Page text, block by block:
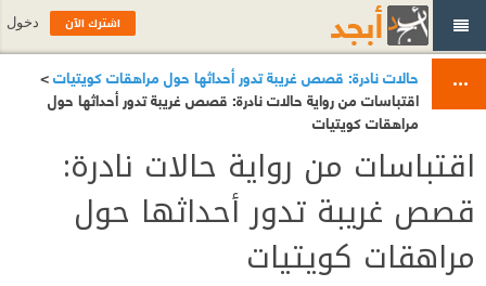
حالات نادرة: قصص غريبة تدور أحداثها حول مراهقات كويتيات>
اقتباسات من رواية حالات نادرة: قصص غريبة تدور أحداثها حول
مراهقات كويتيات
اقتباسات من رواية حالات نادرة:
قصص غريبة تدور أحداثها حول
مراهقات كويتيات
اشترك الآن دخول